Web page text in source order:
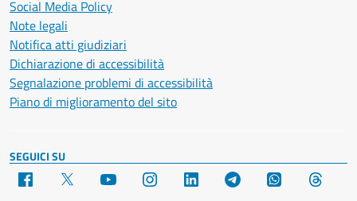
Social Media Policy
Note legali
Notifica atti giudiziari
Dichiarazione di accessibilità
Segnalazione problemi di accessibilità
Piano di miglioramento del sito
SEGUICI SU
Facebook YouTube Instagram LinkedIn Telegram WhatsApp